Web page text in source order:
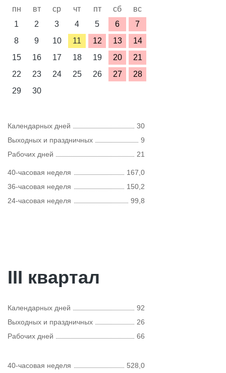
пн вт ср чт пт сб
вс
1
2 3 4 5 6
7
8
9 10 11 12 13
14
15
16 17 18 19 20
21
22
23 24 25 26 27
28
29
30
Календарных дней
30
Выходных и праздничных
9
Рабочих дней
21
40-часовая неделя
167,0
36-часовая неделя
150,2
24-часовая неделя
99,8
III квартал
Календарных дней
92
Выходных и праздничных
26
Рабочих дней
66
40-часовая неделя 528,0